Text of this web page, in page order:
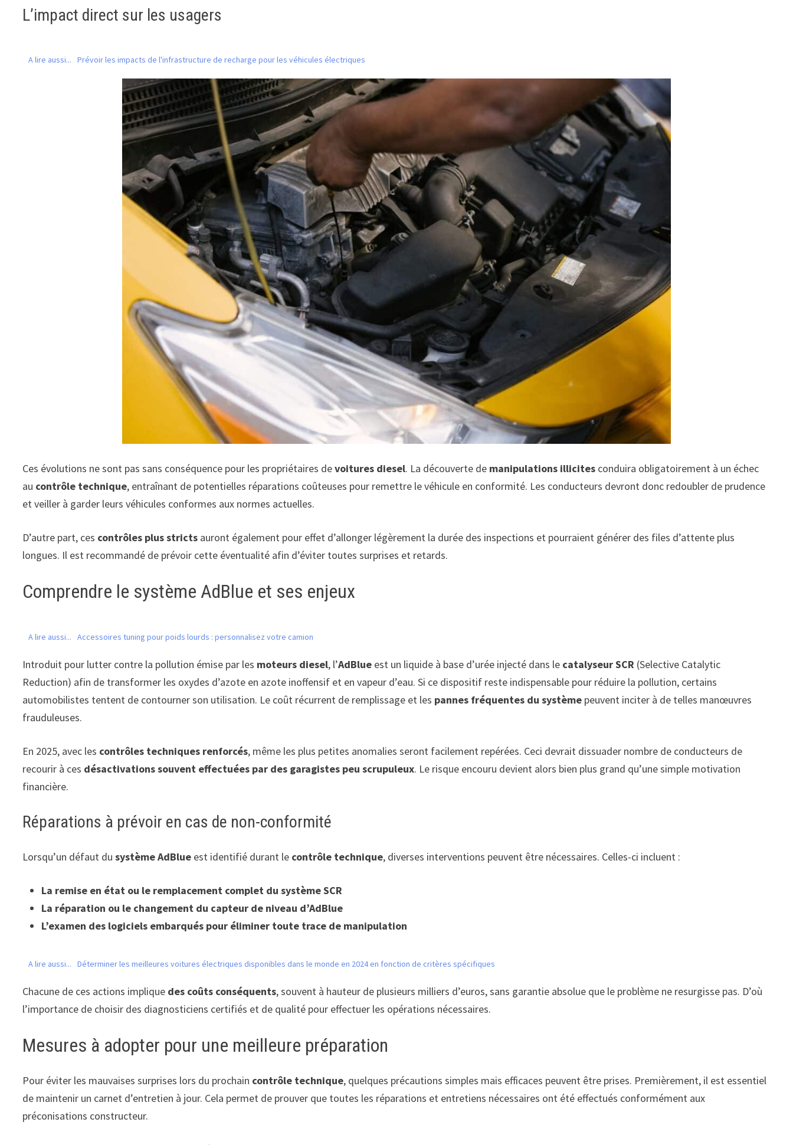
L’impact direct sur les usagers
A lire aussi... Prévoir les impacts de l'infrastructure de recharge pour les véhicules électriques
Ces évolutions ne sont pas sans conséquence pour les propriétaires devoitures diesel. La découverte de manipulations illicites conduira obligatoirement à un échec
au contrôle technique, entraînant de potentielles réparations coûteuses pour remettre le véhicule en conformité. Les conducteurs devront donc redoubler de prudence
et veiller à garder leurs véhicules conformes aux normes actuelles.
D’autre part, ces contrôles plus stricts auront également pour effet d’allonger légèrement la durée des inspections et pourraient générer des files d’attente plus
longues. Il est recommandé de prévoir cette éventualité afin d’éviter toutes surprises et retards.
Comprendre le système AdBlue et ses enjeux
A lire aussi... Accessoires tuning pour poids lourds : personnalisez votre camion
Introduit pour lutter contre la pollution émise par les moteurs diesel, l’AdBlue est un liquide à base d’urée injecté dans le catalyseur SCR (Selective Catalytic
Reduction) afin de transformer les oxydes d’azote en azote inoffensif et en vapeur d’eau. Si ce dispositif reste indispensable pour réduire la pollution, certains
automobilistes tentent de contourner son utilisation. Le coût récurrent de remplissage et les pannes fréquentes du système peuvent inciter à de telles manœuvres
frauduleuses.
En 2025, avec les contrôles techniques renforcés, même les plus petites anomalies seront facilement repérées. Ceci devrait dissuader nombre de conducteurs de
recourir à ces désactivations souvent effectuées par des garagistes peu scrupuleux. Le risque encouru devient alors bien plus grand qu’une simple motivation
financière.
Réparations à prévoir en cas de non-conformité
Lorsqu’un défaut dusystème AdBlue est identifié durant le contrôle technique, diverses interventions peuvent être nécessaires. Celles-ci incluent :
La remise en état ou le remplacement complet du système SCR
La réparation ou le changement du capteur de niveau d’AdBlue
L’examen des logiciels embarqués pour éliminer toute trace de manipulation
A lire aussi... Déterminer les meilleures voitures électriques disponibles dans le monde en 2024 en fonction de critères spécifiques
Chacune de ces actions implique des coûts conséquents, souvent à hauteur de plusieurs milliers d’euros, sans garantie absolue que le problème ne resurgisse pas. D’où
l’importance de choisir des diagnosticiens certifiés et de qualité pour effectuer les opérations nécessaires.
Mesures à adopter pour une meilleure préparation
Pour éviter les mauvaises surprises lors du prochain contrôle technique, quelques précautions simples mais efficaces peuvent être prises. Premièrement, il est essentiel
de maintenir un carnet d’entretien à jour. Cela permet de prouver que toutes les réparations et entretiens nécessaires ont été effectués conformément aux
préconisations constructeur.